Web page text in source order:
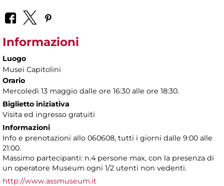
Informazioni
Luogo
Musei Capitolini
Orario
Mercoledì 13 maggio dalle ore 16:30 alle ore 18:30.
Biglietto iniziativa
Visita ed ingresso gratuiti
Informazioni
Info e prenotazioni allo 060608, tutti i giorni dalle 9:00 alle
21:00.
Massimo partecipanti: n.4 persone max, con la presenza di
un operatore Museum ogni 1/2 utenti non vedenti.
http://www.assmuseum.it